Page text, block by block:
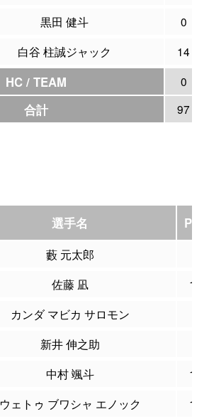
黒田 健斗
0
白谷 柱誠ジャック 14
HC / TEAM 0
合計 97
選手名 PTS
藪 元太郎
佐藤 凪
17
カンダ マビカ サロモン
新井 伸之助
中村 颯斗
11
ウェトゥ ブワシャ エノック 10